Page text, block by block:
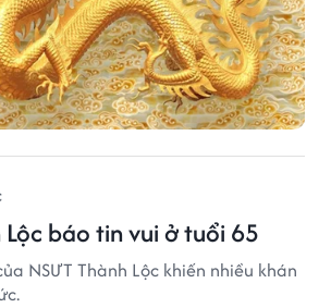
Lộc báo tin vui ở tuổi 65
NSƯT Thành Lộc khiến nhiều khán